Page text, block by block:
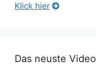
Klick hier
Das neuste Video